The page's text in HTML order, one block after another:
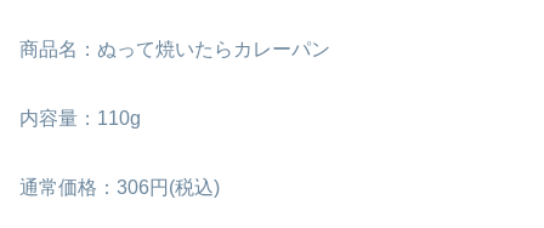
商品名：ぬって焼いたらカレーパン
内容量：110g
通常価格：306円(税込)